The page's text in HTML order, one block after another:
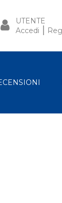
UTENTE
Accedi |